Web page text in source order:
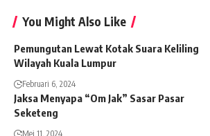
You Might Also Like
Pemungutan Lewat Kotak Suara Keliling
Wilayah Kuala Lumpur
Februari 6, 2024
Jaksa Menyapa “Om Jak” Sasar Pasar
Seketeng
Mei 11, 2024